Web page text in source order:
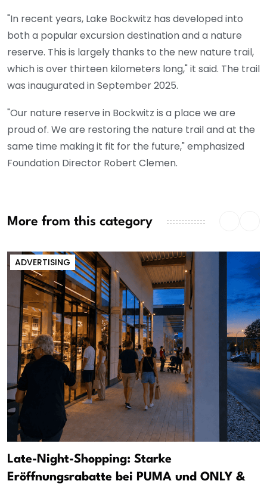
"In recent years, Lake Bockwitz has developed into
both a popular excursion destination and a nature
reserve. This is largely thanks to the new nature trail,
which is over thirteen kilometers long," it said. The trail
was inaugurated in September 2025.
"Our nature reserve in Bockwitz is a place we are
proud of. We are restoring the nature trail and at the
same time making it fit for the future," emphasized
Foundation Director Robert Clemen.
More from this category
ADVERTISING
Late-Night-Shopping: Starke
Eröffnungsrabatte bei PUMA und ONLY &